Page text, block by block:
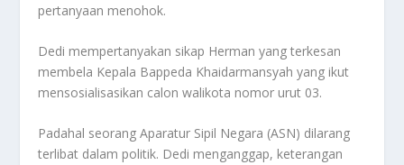
pertanyaan menohok.
Dedi mempertanyakan sikap Herman yang terkesan
membela Kepala Bappeda Khaidarmansyah yang ikut
mensosialisasikan calon walikota nomor urut 03.
Padahal seorang Aparatur Sipil Negara (ASN) dilarang
terlibat dalam politik. Dedi menganggap, keterangan